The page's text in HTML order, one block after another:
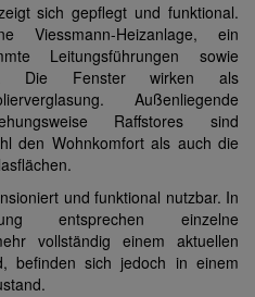
sich gepflegt und funktional.
Heizanlage, ein
Leitungsführungen sowie
Die Fenster wirken als
Außenliegende
Raffstores sind
den Wohnkomfort als auch die
und funktional nutzbar. In
entsprechen einzelne
vollständig einem aktuellen
befinden sich jedoch in einem